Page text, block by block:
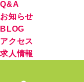
Q&A
お知らせ
BLOG
アクセス
求人情報